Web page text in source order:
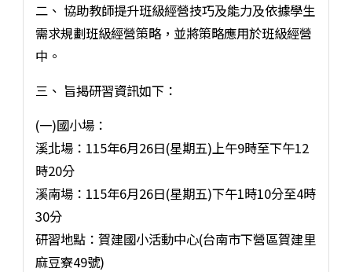
二、 協助教師提升班級經營技巧及能力及依據學生
需求規劃班級經營策略，並將策略應用於班級經營
中。
三、 旨揭研習資訊如下：
(一)國小場：
溪北場：115年6月26日(星期五)上午9時至下午12
時20分
溪南場：115年6月26日(星期五)下午1時10分至4時
30分
研習地點：賀建國小活動中心(台南市下營區賀建里
麻豆寮49號)